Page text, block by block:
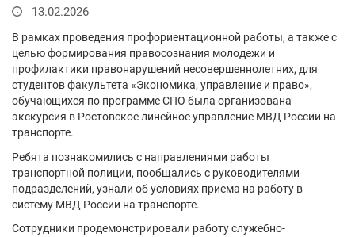
13.02.2026
В рамках проведения профориентационной работы, а также с
целью формирования правосознания молодежи и
профилактики правонарушений несовершеннолетних, для
студентов факультета «Экономика, управление и право»,
обучающихся по программе СПО была организована
экскурсия в Ростовское линейное управление МВД России на
транспорте.
Ребята познакомились с направлениями работы
транспортной полиции, пообщались с руководителями
подразделений, узнали об условиях приема на работу в
систему МВД России на транспорте.
Сотрудники продемонстрировали работу служебно-